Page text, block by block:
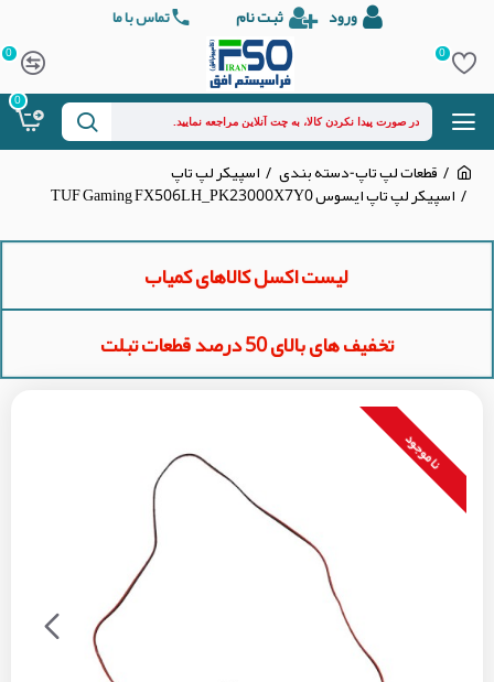
ورود ثبت نام تماس با ما
0
0
0
قطعات لپ تاپ-دسته بندی اسپیکر لپ تاپ
اسپیکر لپ تاپ ایسوس TUF Gaming FX506LH_PK23000X7Y0
لیست اکسل کالاهای کمیاب
تخفیف های بالای 50 درصد قطعات تبلت
نا موجود